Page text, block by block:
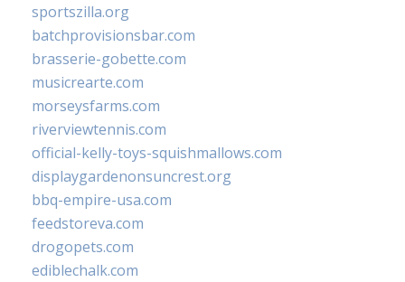
sportszilla.org
batchprovisionsbar.com
brasserie-gobette.com
musicrearte.com
morseysfarms.com
riverviewtennis.com
official-kelly-toys-squishmallows.com
displaygardenonsuncrest.org
bbq-empire-usa.com
feedstoreva.com
drogopets.com
ediblechalk.com